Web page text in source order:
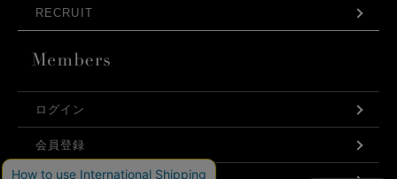
発売日
価格(安い順)
RECRUIT
ログイン
会員登録